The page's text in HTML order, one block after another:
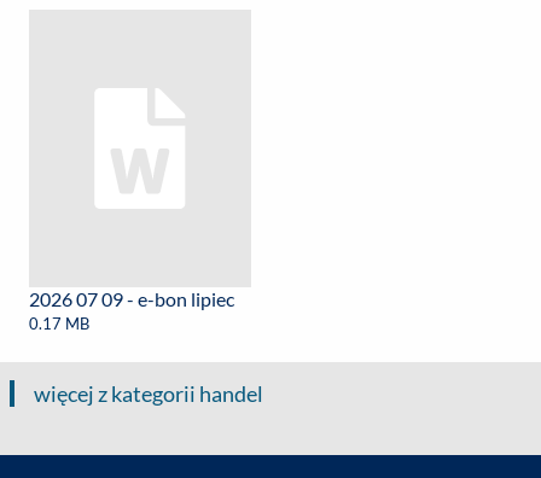
2026 07 09 - e-bon lipiec
0.17 MB
więcej z kategorii handel